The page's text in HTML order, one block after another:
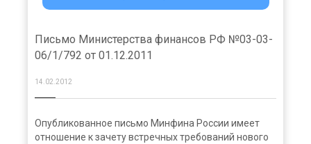
Письмо Министерства финансов РФ №03-03-
06/1/792 от 01.12.2011
14.02.2012
Опубликованное письмо Минфина России имеет
отношение к зачету встречных требований нового